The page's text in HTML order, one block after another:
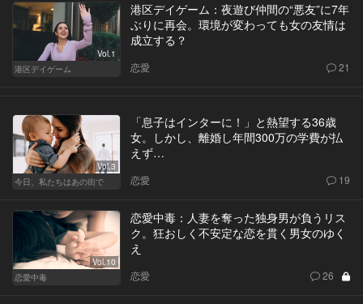
Vol.1
港区デイゲーム
港区デイゲーム：夜遊び仲間の“悪友”に7年
ぶりに再会。環境が変わっても女の友情は
成立する？
恋愛 21
Vol.3
今日、私たちはあの街で
「息子はインターに！」と熱望する36歳
女。しかし、離婚し年間300万の学費が払
えず…
恋愛 19
Vol.10
恋愛中毒
恋愛中毒：人妻を奪った独身男が負うリス
ク。狂おしく不安定な恋を貫く男女のゆく
え
恋愛 26